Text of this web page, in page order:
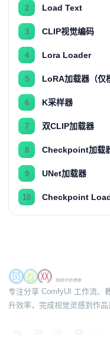
2 Load Text
3 CLIP视觉编码
4 Lora Loader
5 LoRA加载器（仅
6 K采样器
7 双CLIP加载器
8 Checkpoint加载
9 UNet加载器
10 Checkpoint
专注分享 ComfyUI 工作流、
升效率，完成视觉灵感到作品